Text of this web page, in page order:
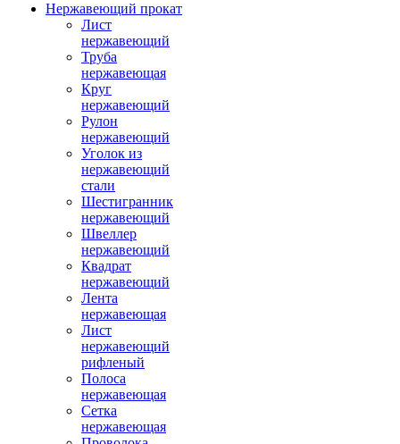
Нержавеющий прокат
Лист
нержавеющий
Труба
нержавеющая
Круг
нержавеющий
Рулон
нержавеющий
Уголок из
нержавеющий
стали
Шестигранник
нержавеющий
Швеллер
нержавеющий
Квадрат
нержавеющий
Лента
нержавеющая
Лист
нержавеющий
рифленый
Полоса
нержавеющая
Сетка
нержавеющая